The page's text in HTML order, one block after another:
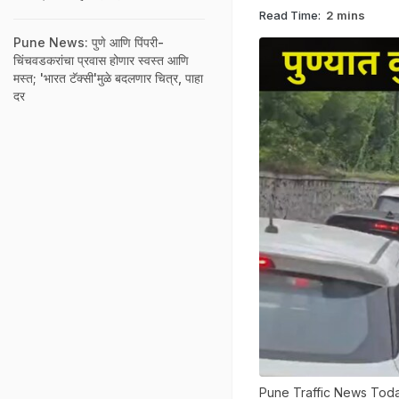
Read Time: 2 mins
Pune Traffic News
Pune News: पुणे आणि पिंपरी-
चिंचवडकरांचा प्रवास होणार स्वस्त आणि
मस्त; 'भारत टॅक्सी'मुळे बदलणार चित्र, पाहा
दर